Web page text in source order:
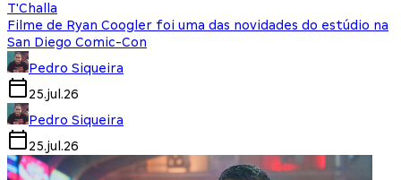
T'Challa
Filme de Ryan Coogler foi uma das novidades do estúdio na
San Diego Comic-Con
Pedro Siqueira
25.jul.26
Pedro Siqueira
25.jul.26